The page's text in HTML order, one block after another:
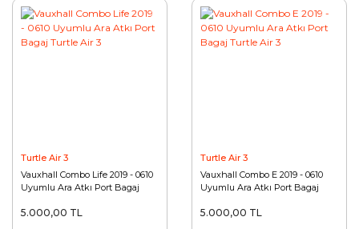
Turtle Air 3
Vauxhall Combo Life 2019 - 0610
Uyumlu Ara Atkı Port Bagaj
5.000,00 TL
Turtle Air 3
Vauxhall Combo E 2019 - 0610
Uyumlu Ara Atkı Port Bagaj
5.000,00 TL